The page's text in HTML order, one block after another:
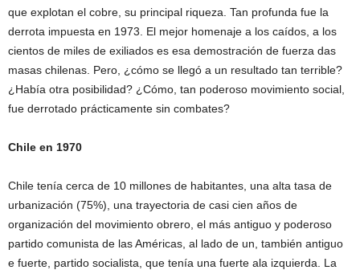
que explotan el cobre, su principal riqueza. Tan profunda fue la
derrota impuesta en 1973. El mejor homenaje a los caídos, a los
cientos de miles de exiliados es esa demostración de fuerza das
masas chilenas. Pero, ¿cómo se llegó a un resultado tan terrible?
¿Había otra posibilidad? ¿Cómo, tan poderoso movimiento social,
fue derrotado prácticamente sin combates?
Chile en 1970
Chile tenía cerca de 10 millones de habitantes, una alta tasa de
urbanización (75%), una trayectoria de casi cien años de
organización del movimiento obrero, el más antiguo y poderoso
partido comunista de las Américas, al lado de un, también antiguo
e fuerte, partido socialista, que tenía una fuerte ala izquierda. La